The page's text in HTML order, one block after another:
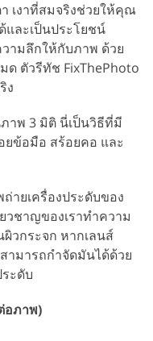
เงาที่สมจริงช่วยให้คุณ
ละเป็นประโยชน์
ามลึกให้กับภาพ ด้วย
ด ตัวรีทัช FixThePhoto
ง
ภาพ 3 มิติ นี่เป็นวิธีที่มี
ข้อมือ สร้อยคอ และ
ายเครื่องประดับของ
ชาญของเราทำความ
วกระจก หากเลนส์
ามารถกำจัดมันได้ด้วย
ะดับ
อภาพ)